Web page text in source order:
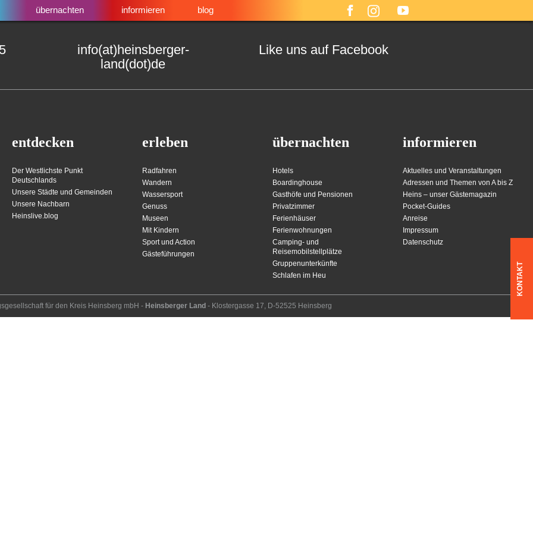
übernachten informieren blog
KONTAKT
info(at)heinsberger-
land(dot)de
Like uns auf Facebook
entdecken
Der Westlichste Punkt
Deutschlands
Unsere Städte und Gemeinden
Unsere Nachbarn
Heinslive.blog
erleben
Radfahren
Wandern
Wassersport
Genuss
Museen
Mit Kindern
Sport und Action
Gästeführungen
übernachten
Hotels
Boardinghouse
Gasthöfe und Pensionen
Privatzimmer
Ferienhäuser
Ferienwohnungen
Camping- und
Reisemobilstellplätze
Gruppenunterkünfte
Schlafen im Heu
informieren
Aktuelles und Veranstaltungen
Adressen und Themen von A bis Z
Heins – unser Gästemagazin
Pocket-Guides
Anreise
Impressum
Datenschutz
für den Kreis Heins­berg mbH - Heinsberger Land - Kloster­gasse 17, D-52525 Heinsberg